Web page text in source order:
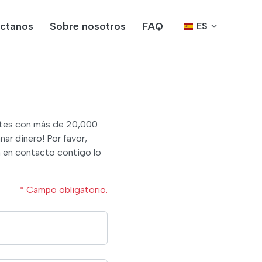
Sobre nosotros FAQ ES
con más de 20,000
dinero! Por favor,
en contacto contigo lo
* Campo obligatorio.